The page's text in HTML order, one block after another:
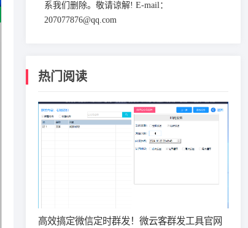
系我们删除。敬请谅解! E-mail：
207077876@qq.com
热门阅读
高效搞定微信定时群发！微云客群发工具官网